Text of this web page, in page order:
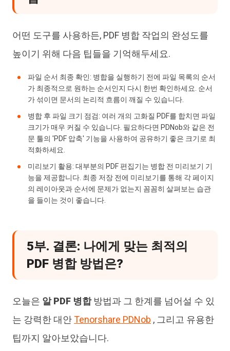
어떤 도구를 사용하든, PDF 병합 작업의 완성도를
높이기 위해 다음 팁들을 기억해두세요.
파일 순서 최종 확인: 병합을 실행하기 전에 파일 목록의 순서
가 최종적으로 원하는 순서인지 다시 한번 확인하세요. 순서
가 섞이면 문서의 논리적 흐름이 깨질 수 있습니다.
병합 후 파일 크기 점검: 여러 개의 고화질 PDF를 합치면 파일
크기가 매우 커질 수 있습니다. 필요하다면 PDNob와 같은 전
문 툴의 'PDF 압축' 기능을 사용하여 공유하기 좋은 크기로 최
적화하세요.
미리보기 활용: 대부분의 PDF 편집기는 병합 전 미리보기 기
능을 제공합니다. 최종 저장 전에 미리보기를 통해 각 페이지
의 레이아웃과 순서에 문제가 없는지 꼼꼼히 살펴보는 습관
을 들이는 것이 좋습니다.
5부. 결론: 나에게 맞는 최적의
PDF 병합 방법은?
오늘은 알 PDF 병합방법과 그 한계를 넘어설 수 있
는 강력한 대안Tenorshare PDNob , 그리고 유용한
팁까지 알아보았습니다.